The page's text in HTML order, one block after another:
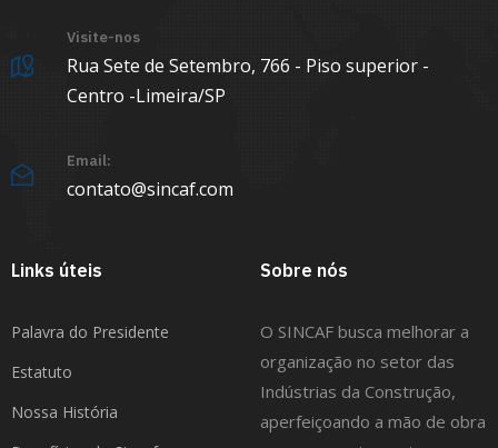
Visite-nos
Rua Sete de Setembro, 766 - Piso superior -
Centro -Limeira/SP
Email:
contato@sincaf.com
Links úteis
Palavra do Presidente
Estatuto
Nossa História
Sobre nós
O SINCAF busca melhorar a
organização no setor das
Indústrias da Construção,
aperfeiçoando a mão de obra